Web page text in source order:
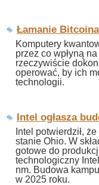
Łamanie
Komputery
przez co wpłyną
rzeczywiście
operować, by ich
technologii.
Intel ogłasza
Intel potwierdził,
stanie Ohio. W
gotowe do
technologiczny
nm. Budowa
w 2025 roku.